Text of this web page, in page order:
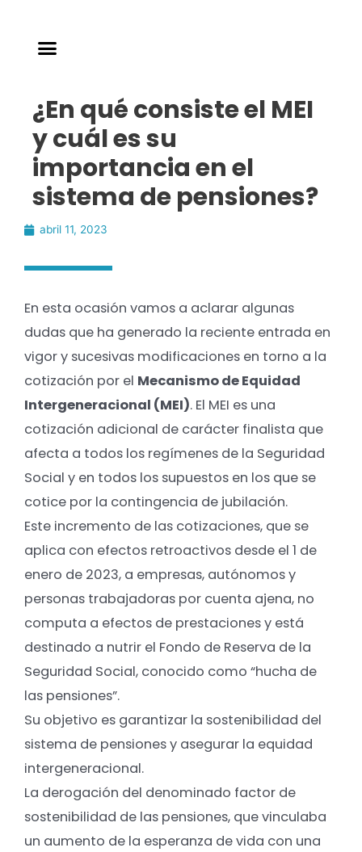
¿En qué consiste el MEI
y cuál es su
importancia en el
sistema de pensiones?
abril 11, 2023
En esta ocasión vamos a aclarar algunas
dudas que ha generado la reciente entrada en
vigor y sucesivas modificaciones en torno a la
cotización por el Mecanismo de Equidad
Intergeneracional (MEI). El MEI es una
cotización adicional de carácter finalista que
afecta a todos los regímenes de la Seguridad
Social y en todos los supuestos en los que se
cotice por la contingencia de jubilación.
Este incremento de las cotizaciones, que se
aplica con efectos retroactivos desde el 1 de
enero de 2023, a empresas, autónomos y
personas trabajadoras por cuenta ajena, no
computa a efectos de prestaciones y está
destinado a nutrir el Fondo de Reserva de la
Seguridad Social, conocido como “hucha de
las pensiones”.
Su objetivo es garantizar la sostenibilidad del
sistema de pensiones y asegurar la equidad
intergeneracional.
La derogación del denominado factor de
sostenibilidad de las pensiones, que vinculaba
un aumento de la esperanza de vida con una